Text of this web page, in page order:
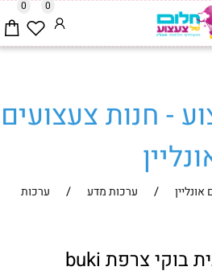
0 0
- חנות צעצועים
/ ערכות מדע /
ערכות
מטוס קל R/C מבית בוקי צרפת buki